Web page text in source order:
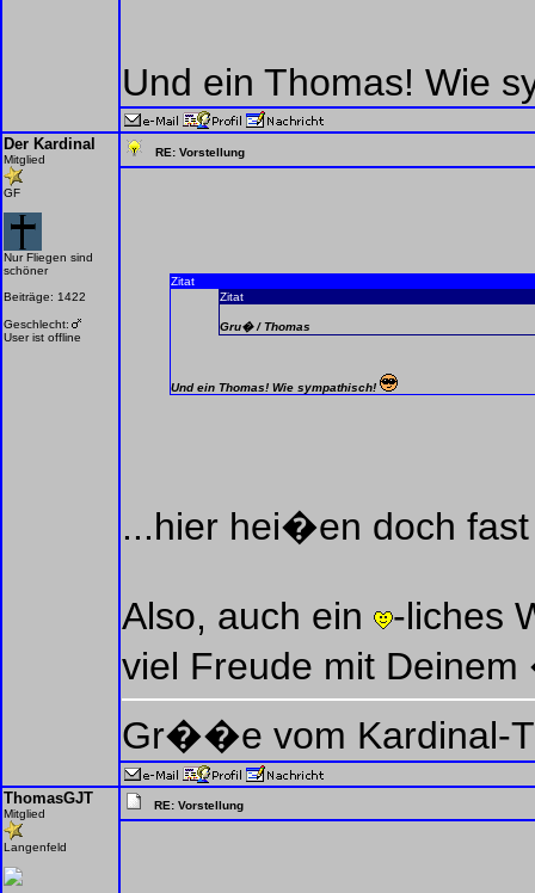
Und ein Thomas! Wie
Der Kardinal
Mitglied
GF
Nur Fliegen sind
schöner
Beiträge: 1422
Geschlecht:
User ist offline
RE: Vorstellung
Zitat
Zitat
Gru� / Thomas
Und ein Thomas! Wie sympathisch!
...hier hei�en doch
Also, auch ein
-liches
viel Freude mit
Gr��e vom Kardinal-
ThomasGJT
Mitglied
Langenfeld
RE: Vorstellung